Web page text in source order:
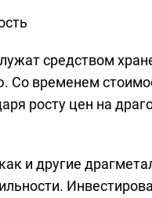
средством
Со временем
росту цен на
и другие